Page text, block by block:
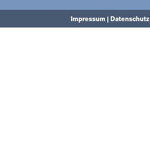
Impressum | Datenschutz